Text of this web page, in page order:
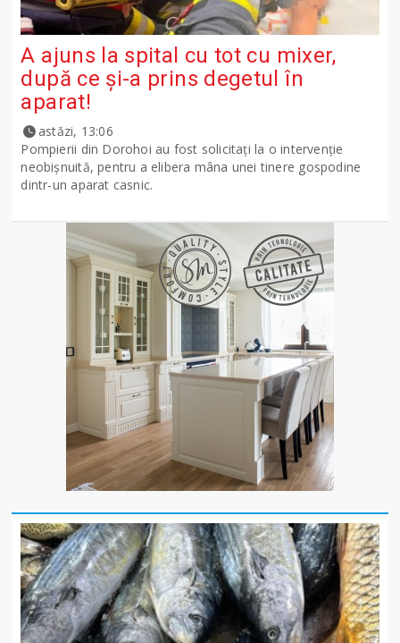
A ajuns la spital cu tot cu mixer,
după ce și-a prins degetul în
aparat!
astăzi, 13:06
Pompierii din Dorohoi au fost solicitați la o intervenție
neobișnuită, pentru a elibera mâna unei tinere gospodine
dintr-un aparat casnic.